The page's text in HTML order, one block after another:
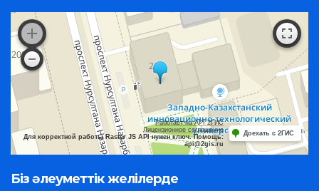
Работает на API 2ГИС
Лицензионное соглашение
Для корректной работы Raster JS API нужен ключ. Помощь:
api@2gis.ru
Доехать с 2ГИС
Біз әлеуметтік желілерде